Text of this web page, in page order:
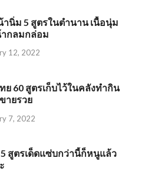
านิ่ม 5 สูตรในตำนาน เนื้อนุ่ม
กลมกล่อม
12, 2022
ย 60 สูตรเก็บไว้ในคลังทำกิน
ายรวย
7, 2022
สูตรเด็ดแซ่บกว่านี้ก็หนูแล้ว